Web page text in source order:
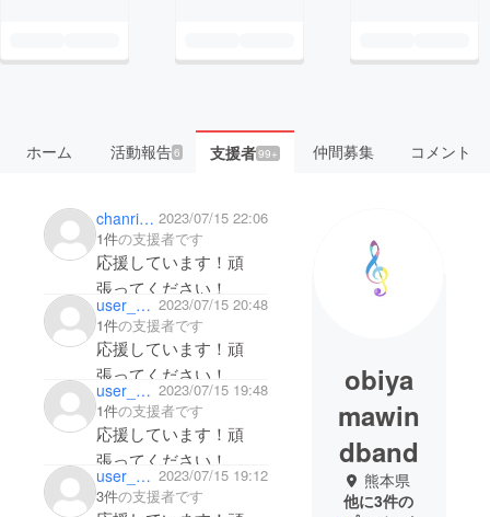
ホーム 活動報告6 支援者99+ 仲間募集 コメント
chanrinchan 2023/07/15 22:06
1件の支援者です
応援しています！頑
張ってください！
user_a0fb4ff3e624 2023/07/15 20:48
1件の支援者です
応援しています！頑
張ってください！
user_478762d36d54 2023/07/15 19:48
1件の支援者です
応援しています！頑
張ってください！
user_4b37781f7ae4 2023/07/15 19:12
3件の支援者です
obiya
mawin
dband
熊本県
他に3件の